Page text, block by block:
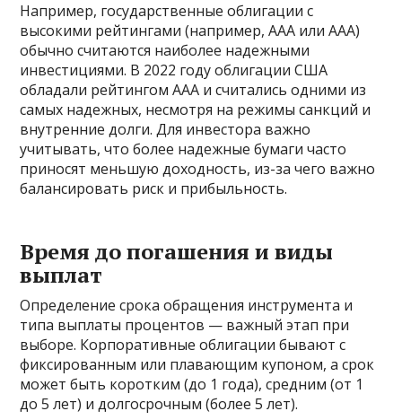
Например, государственные облигации с
высокими рейтингами (например, AAA или AАА)
обычно считаются наиболее надежными
инвестициями. В 2022 году облигации США
обладали рейтингом AAA и считались одними из
самых надежных, несмотря на режимы санкций и
внутренние долги. Для инвестора важно
учитывать, что более надежные бумаги часто
приносят меньшую доходность, из-за чего важно
балансировать риск и прибыльность.
Время до погашения и виды
выплат
Определение срока обращения инструмента и
типа выплаты процентов — важный этап при
выборе. Корпоративные облигации бывают с
фиксированным или плавающим купоном, а срок
может быть коротким (до 1 года), средним (от 1
до 5 лет) и долгосрочным (более 5 лет).